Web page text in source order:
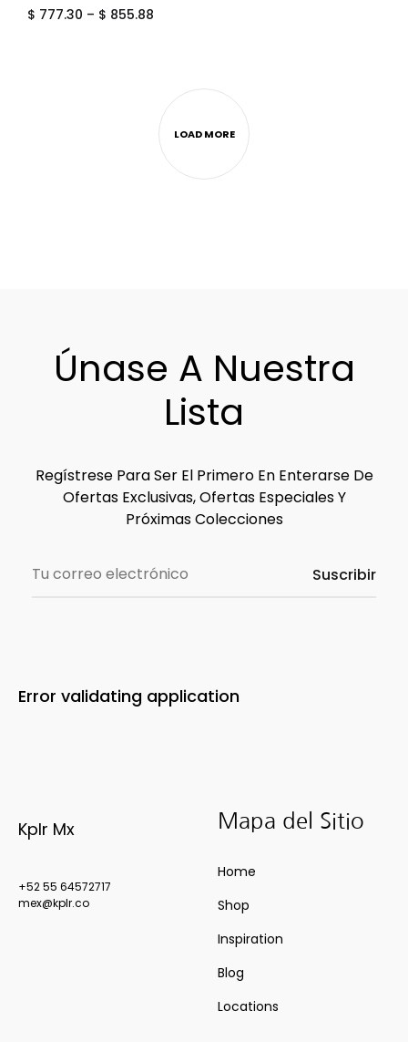
$ 777.30 – $ 855.88
LOAD MORE
Únase A Nuestra
Lista
Regístrese Para Ser El Primero En Enterarse De
Ofertas Exclusivas, Ofertas Especiales Y
Próximas Colecciones
Error validating application
Kplr Mx
+52 55 64572717
mex@kplr.co
Mapa del Sitio
Home
Shop
Inspiration
Blog
Locations